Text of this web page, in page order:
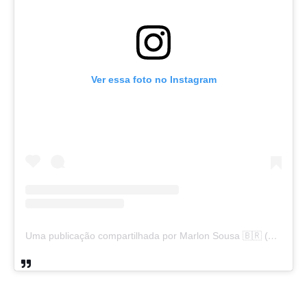
Ver essa foto no Instagram
Uma publicação compartilhada por Marlon Sousa 🇧🇷 (@marlon_xlt50)